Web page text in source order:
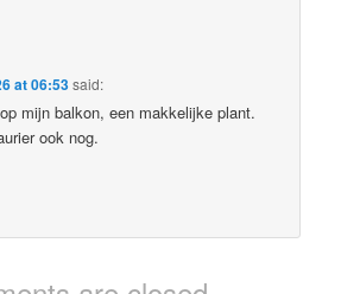
at 06:53said:
mijn balkon, een makkelijke plant.
ook nog.